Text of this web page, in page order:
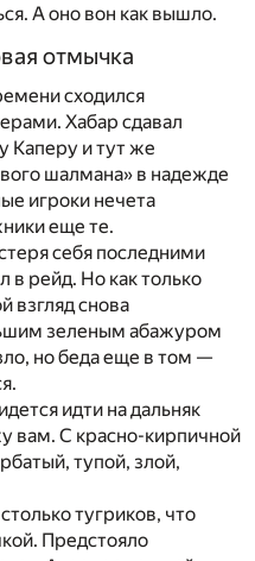
А оно вон как вышло.
отмычка
сходился
Хабар сдавал
Каперу и тут же
шалмана» в надежде
игроки нечета
еще те.
себя последними
в рейд. Но как только
взгляд снова
зеленым абажуром
но беда еще в том —
идти на дальняк
вам. С красно-кирпичной
тупой, злой,
тугриков, что
Предстояло